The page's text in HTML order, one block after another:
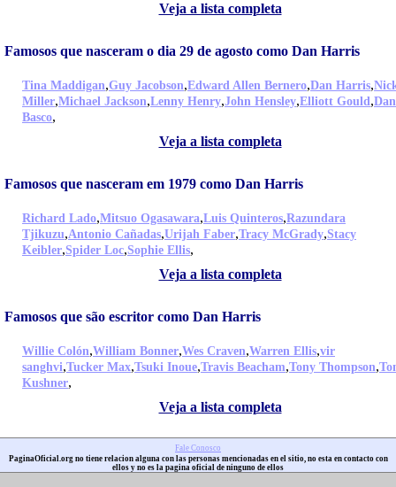
Veja a lista completa
Famosos que nasceram o dia 29 de agosto como Dan Harris
Tina Maddigan,Guy Jacobson,Edward Allen Bernero,Dan Harris,
Miller,Michael Jackson,Lenny Henry,John Hensley,Elliott Gould,
Basco,
Veja a lista completa
Famosos que nasceram em 1979 como Dan Harris
Richard Lado,Mitsuo Ogasawara,Luis Quinteros,Razundara
Tjikuzu,Antonio Cañadas,Urijah Faber,Tracy McGrady,Stacy
Keibler,Spider Loc,Sophie Ellis,
Veja a lista completa
Famosos que são escritor como Dan Harris
Willie Colón,William Bonner,Wes Craven,Warren Ellis,vir
sanghvi,Tucker Max,Tsuki Inoue,Travis Beacham,Tony Thompson,
Kushner,
Veja a lista completa
Fale Conosco
PaginaOficial.org no tiene relacion alguna con las personas mencionadas en el sitio, no esta en contacto con
ellos y no es la pagina oficial de ninguno de ellos